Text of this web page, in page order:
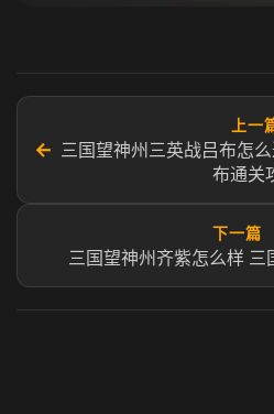
←
上一
三国望神州三英战吕布怎
布通关
下一篇
三国望神州齐紫怎么样 三